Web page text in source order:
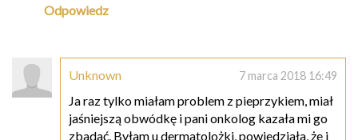
Odpowiedz
Unknown 7 marca 2018 16:49
Ja raz tylko miałam problem z pieprzykiem, miał
jaśniejszą obwódkę i pani onkolog kazała mi go
zbadać. Byłam u dermatolożki, powiedziała, że i